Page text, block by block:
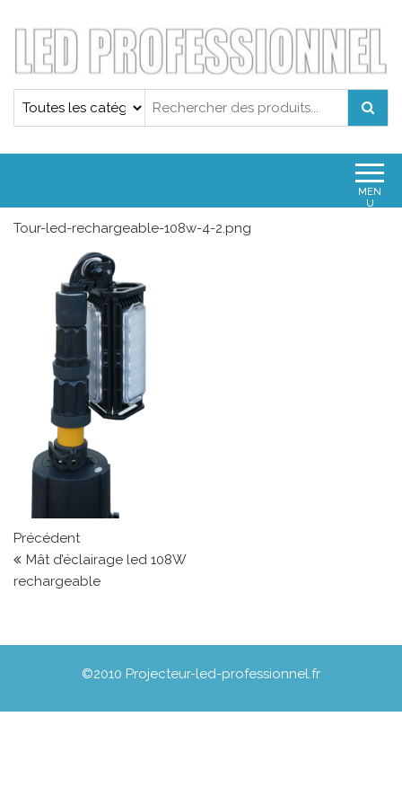
Projecteur led professionnel
Projecteur led professionnel
MEN
U
Tour-led-rechargeable-108w-4-2.png
Navigation de l’article
Article précédent
Précédent
Mât d’éclairage led 108W
rechargeable
©2010 Projecteur-led-professionnel.fr